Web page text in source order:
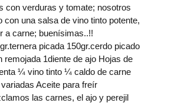
con verduras y tomate; nosotros
con una salsa de vino tinto potente,
a carne; buenísimas..!!
picada 150gr.cerdo picado
remojada 1diente de ajo Hojas de
¼ vino tinto ¼ caldo de carne
Aceite para freír
las carnes, el ajo y perejil